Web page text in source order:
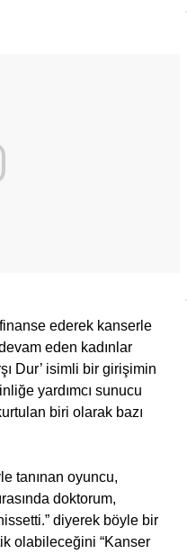
finanse ederek kanserle
eden kadınlar
Dur’ isimli bir girişimin
yardımcı sunucu
biri olarak bazı
tanınan oyuncu,
doktorum,
diyerek böyle bir
olabileceğini “Kanser